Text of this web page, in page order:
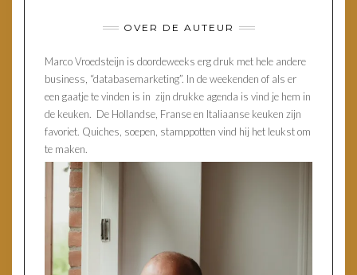
OVER DE AUTEUR
Marco Vroedsteijn is doordeweeks erg druk met hele andere
business, “databasemarketing”. In de weekenden of als er
een gaatje te vinden is in zijn drukke agenda is vind je hem in
de keuken. De Hollandse, Franse en Italiaanse keuken zijn
favoriet. Quiches, soepen, stamppotten vind hij het leukst om
te maken.